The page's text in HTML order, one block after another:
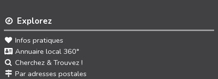
Explorez
Infos pratiques
Annuaire local 360°
Cherchez & Trouvez !
Par adresses postales